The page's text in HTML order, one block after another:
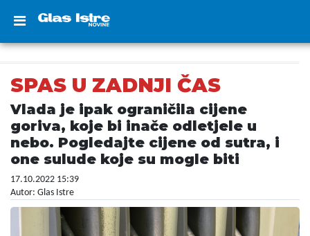
SPAS U ZADNJI ČAS
Vlada je ipak ograničila cijene
goriva, koje bi inače odletjele u
nebo. Pogledajte cijene od sutra, i
one sulude koje su mogle biti
17.10.2022 15:39
Autor: Glas Istre